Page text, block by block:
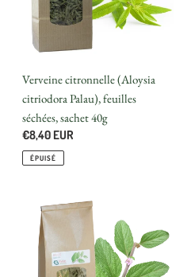
feuilles
séchées,
sachet
Verveine citronnelle (Aloysia
citriodora Palau), feuilles
séchées, sachet 40g
Prix
normal
€8,40 EUR
ÉPUISÉ
Brisée
(Lippia
alba),
feuilles